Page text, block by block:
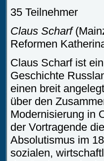
35 Teilnehmer
Claus Scharf
Reformen
Claus Scharf ist
Geschichte
einen breit
über den
Modernisierung in
der Vortragende
Absolutismus im
sozialen,